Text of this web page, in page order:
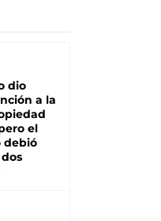
dio
a la
el
debió